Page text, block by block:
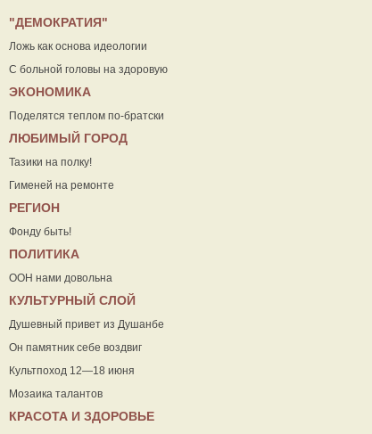
"ДЕМОКРАТИЯ"
Ложь как основа идеологии
С больной головы на здоровую
ЭКОНОМИКА
Поделятся теплом по-братски
ЛЮБИМЫЙ ГОРОД
Тазики на полку!
Гименей на ремонте
РЕГИОН
Фонду быть!
ПОЛИТИКА
ООН нами довольна
КУЛЬТУРНЫЙ СЛОЙ
Душевный привет из Душанбе
Он памятник себе воздвиг
Культпоход 12—18 июня
Мозаика талантов
КРАСОТА И ЗДОРОВЬЕ